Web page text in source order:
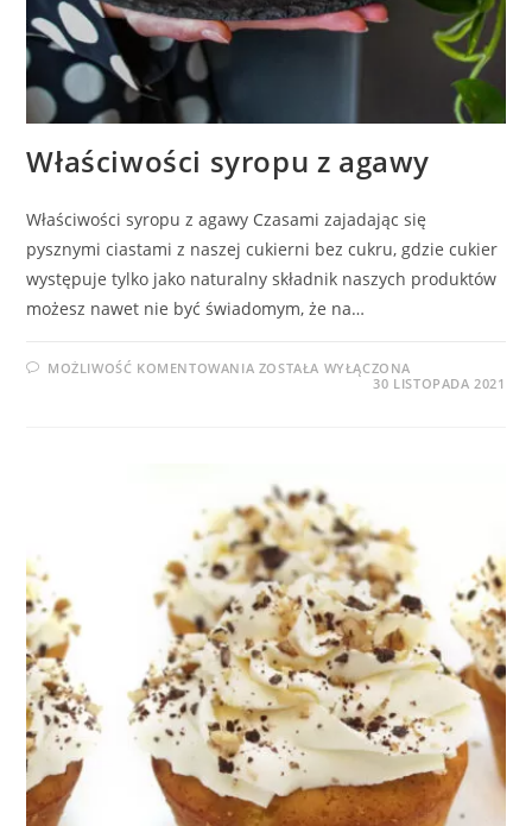
Właściwości syropu z agawy
Właściwości syropu z agawy Czasami zajadając się
pysznymi ciastami z naszej cukierni bez cukru, gdzie cukier
występuje tylko jako naturalny składnik naszych produktów
możesz nawet nie być świadomym, że na…
MOŻLIWOŚĆ KOMENTOWANIA WŁAŚCIWOŚCI
ZOSTAŁA WYŁĄCZONA
30 LISTOPADA 2021